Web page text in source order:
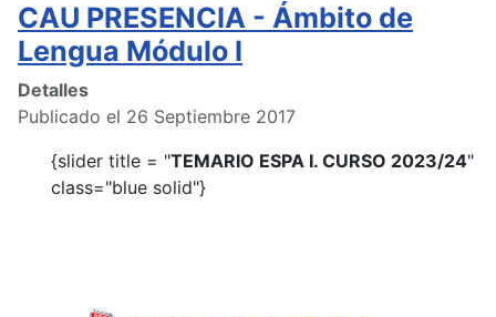
CAU PRESENCIA - Ámbito de
Lengua Módulo I
Detalles
Publicado el 26 Septiembre 2017
{slider title = "TEMARIO ESPA I. CURSO 2023/24"
class="blue solid"}